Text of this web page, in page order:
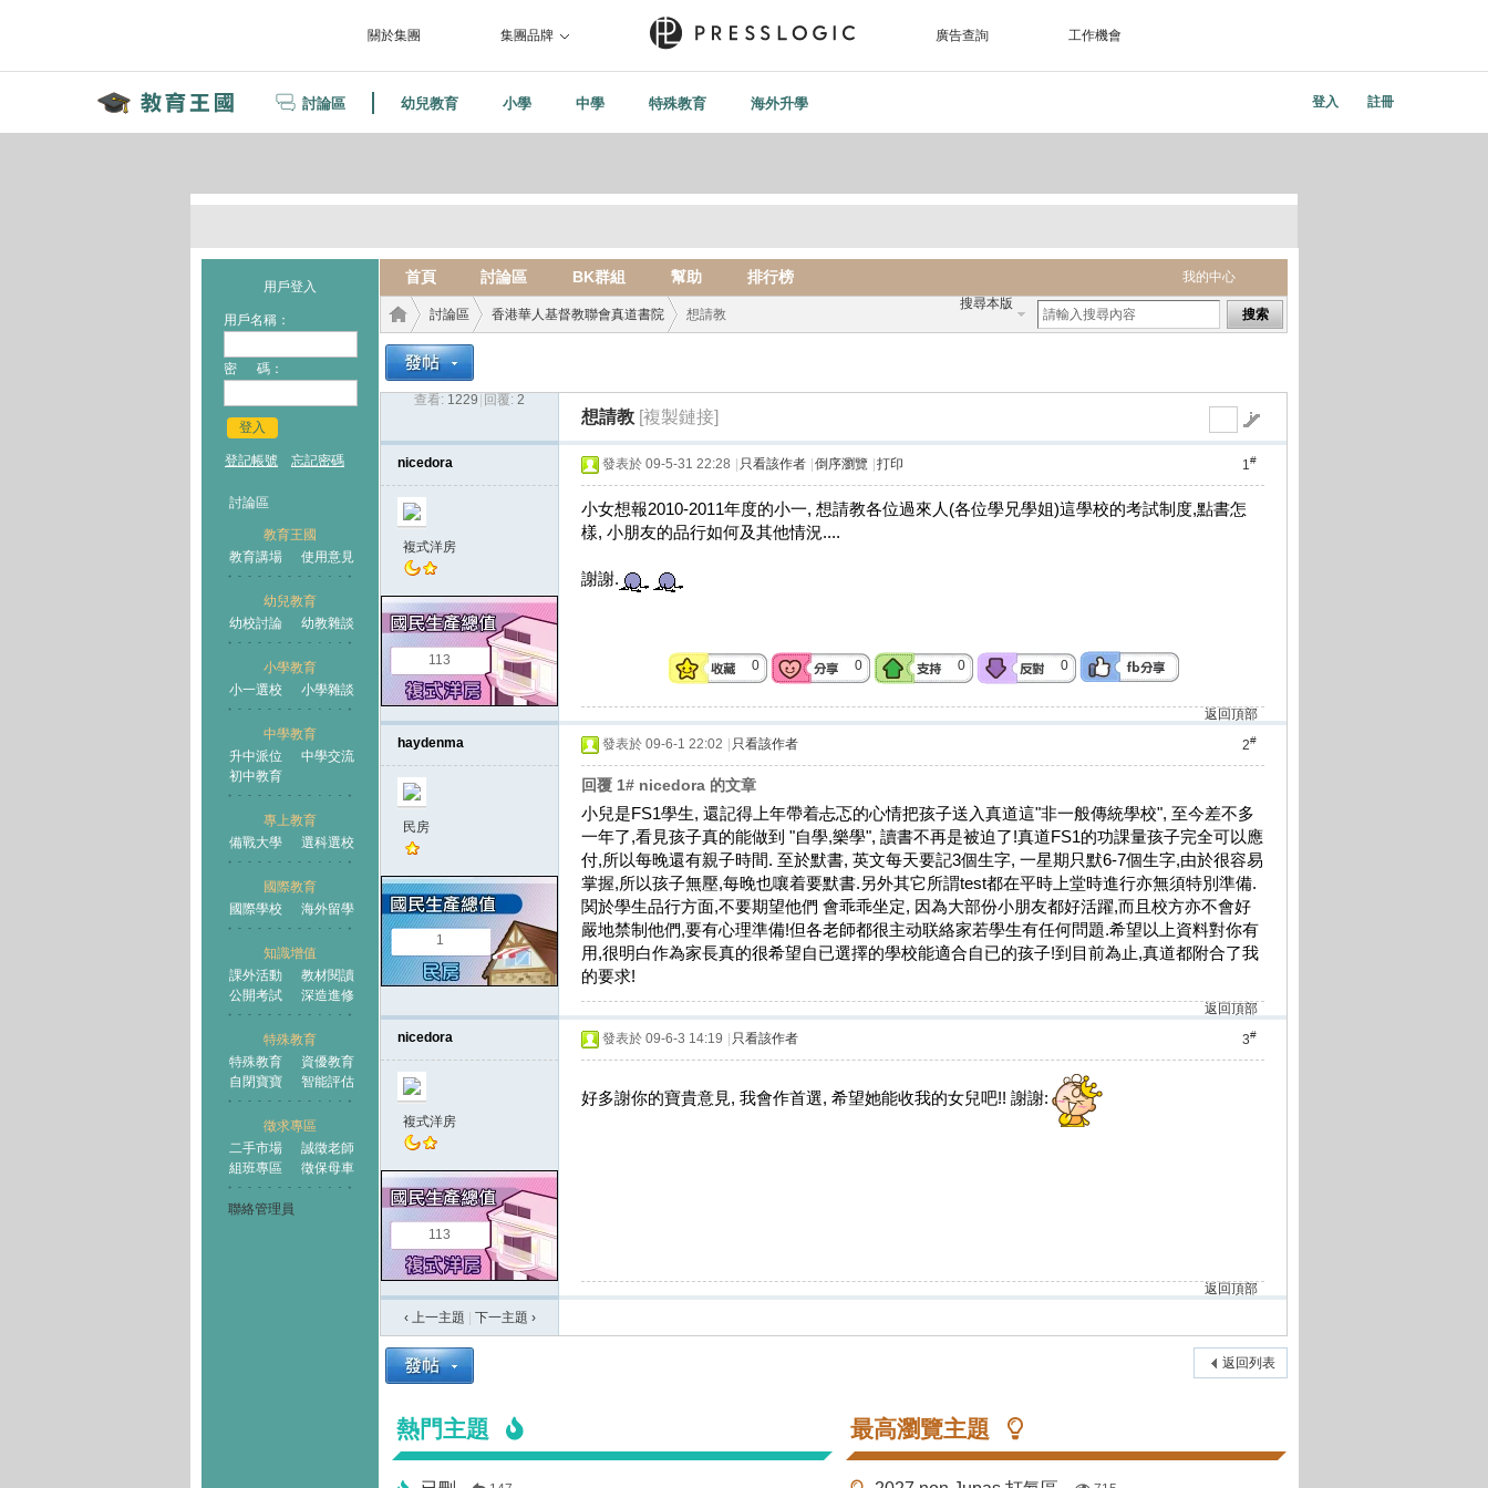
關於集團 集團品牌 廣告查詢 工作機會
討論區 幼兒教育 小學 中學 特殊教育 海外升學 登入 註冊
用戶登入
用戶名稱：
密 碼：
登入
登記帳號 忘記密碼
討論區
教育王國
教育講場
使用意見
幼兒教育
幼校討論
幼教雜談
小學教育
小一選校
小學雜談
中學教育
升中派位
中學交流
初中教育
專上教育
備戰大學
選科選校
國際教育
國際學校
海外留學
知識增值
課外活動
教材閱讀
公開考試
深造進修
特殊教育
特殊教育
資優教育
自閉寶寶
智能評估
徵求專區
二手市場
誠徵老師
組班專區
徵保母車
聯絡管理員
我的中心
首頁 討論區 BK群組 幫助 排行榜
搜尋本版
搜索
王國
討論區
›
香港華人基督教聯會真道書院
›
想請教
查看: 1229 回覆: 2
想請教 [複製鏈接]
nicedora
複式洋房
113
1#
發表於 09-5-31 22:28 只看該作者 倒序瀏覽 打印
小女想報2010-2011年度的小一, 想請教各位過來人(各位學兄學姐)這學校的考試制度,點書怎
樣, 小朋友的品行如何及其他情況....
謝謝.
0 0 0 0
返回頂部
haydenma
民房
1
2#
發表於 09-6-1 22:02 只看該作者
回覆 1# nicedora 的文章
小兒是FS1學生, 還記得上年帶着忐忑的心情把孩子送入真道這"非一般傳統學校", 至今差不多
一年了,看見孩子真的能做到 "自學,樂學", 讀書不再是被迫了!真道FS1的功課量孩子完全可以應
付,所以每晚還有親子時間. 至於默書, 英文每天要記3個生字, 一星期只默6-7個生字,由於很容易
掌握,所以孩子無壓,每晚也嚷着要默書.另外其它所謂test都在平時上堂時進行亦無須特別準備.
関於學生品行方面,不要期望他們 會乖乖坐定, 因為大部份小朋友都好活躍,而且校方亦不會好
嚴地禁制他們,要有心理準備!但各老師都很主动联絡家若學生有任何問題.希望以上資料對你有
用,很明白作為家長真的很希望自已選擇的學校能適合自已的孩子!到目前為止,真道都附合了我
的要求!
返回頂部
nicedora
複式洋房
113
3#
發表於 09-6-3 14:19 只看該作者
好多謝你的寶貴意見, 我會作首選, 希望她能收我的女兒吧!! 謝謝:
返回頂部
‹ 上一主題
下一主題 ›
返回列表
熱門主題 最高瀏覽主題